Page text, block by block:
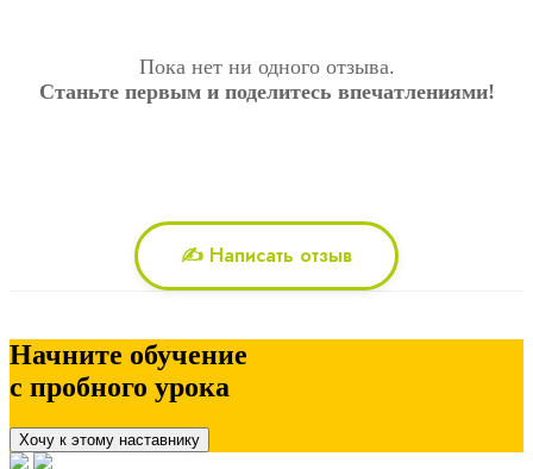
Пока нет ни одного отзыва.
Станьте первым и поделитесь впечатлениями!
✍️ Написать отзыв
Начните обучение
с пробного урока
Хочу к этому наставнику